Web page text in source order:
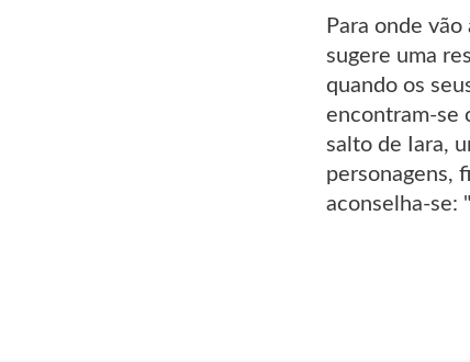
Para onde
sugere uma
quando os
encontram-se
salto de Iara,
personagens,
aconselha-se: